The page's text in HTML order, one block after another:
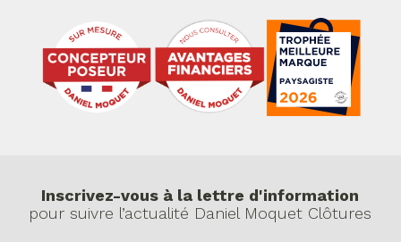
Inscrivez-vous à la lettre d'information
pour suivre l’actualité Daniel Moquet Clôtures